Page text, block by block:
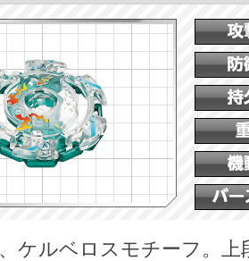
ケルベロスモチーフ。上